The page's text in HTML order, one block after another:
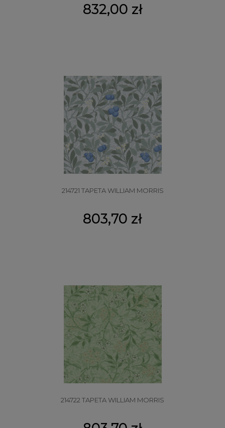
832,00 zł
214721 TAPETA WILLIAM MORRIS
803,70 zł
214722 TAPETA WILLIAM MORRIS